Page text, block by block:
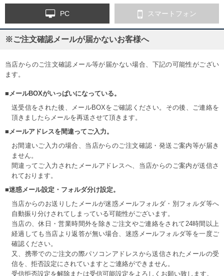
PC スマートフォン
※ご注文確認メールが届かないお客様へ
当店からのご注文確認メール等が届かない場合、下記の可能性がござい
ます。
■メールBOXがいっぱいになっている。
送受信をされた後、メールBOXをご確認ください。その後、ご連絡を
頂きましたらメールを再送させて頂きます。
■メールアドレスを間違ってご入力。
お間違いご入力の場合、当店からのご注文確認・発送ご案内等が届き
ません。
間違ってご入力されたメールアドレスへ、当店からのご案内が送信さ
れております。
■迷惑メール設定・フォルダ分け設定。
当店からのお送りしたメールが迷惑メールフォルダ・別フォルダ等へ
自動振り分けされてしまっている可能性がございます。
当店の、休日・営業時間外を除きご注文やご連絡をされて24時間以上
経過しても当店より返答が無い場合、迷惑メールフォルダ等を一度ご
確認ください。
又、携帯でのご注文の際パソコンアドレスから送信されたメールの受
信を、拒否設定にされていますとご連絡ができません。
受信拒否設定を解除または受信可能設定をよろしくお願い致します。